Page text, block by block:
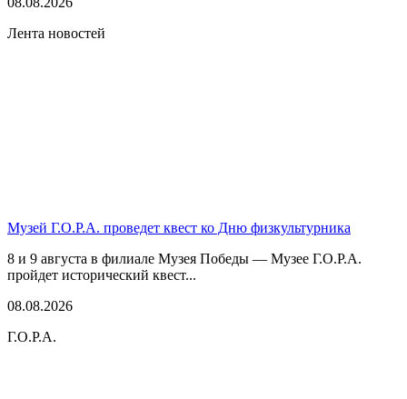
Лента новостей
Музей Г.О.Р.А. проведет квест ко Дню физкультурника
8 и 9 августа в филиале Музея Победы — Музее Г.О.Р.А.
пройдет исторический квест...
08.08.2026
Г.О.Р.А.